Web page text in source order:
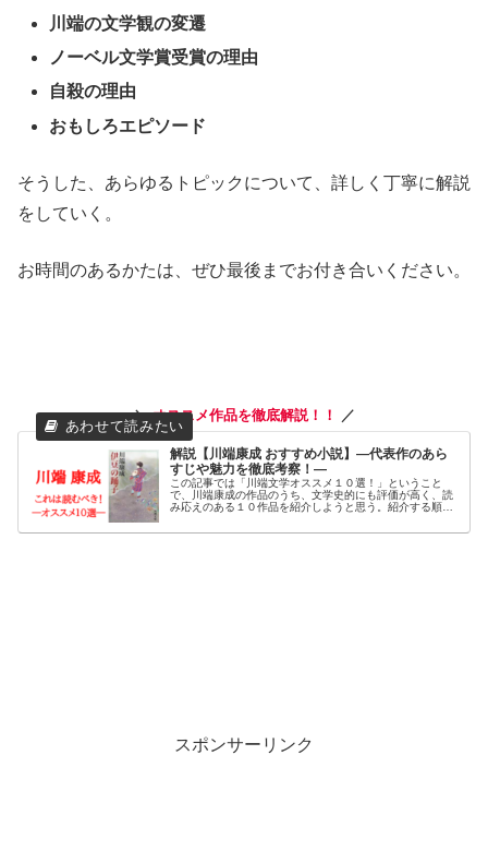
川端の文学観の変遷
ノーベル文学賞受賞の理由
自殺の理由
おもしろエピソード
そうした、あらゆるトピックについて、詳しく丁寧に解説
をしていく。
お時間のあるかたは、ぜひ最後までお付き合いください。
＼オススメ作品を徹底解説！！ ／
解説【川端康成 おすすめ小説】―代表作のあら
すじや魅力を徹底考察！―
この記事では「川端文学オススメ１０選！」ということ
で、川端康成の作品のうち、文学史的にも評価が高く、読
み応えのある１０作品を紹介しようと思う。紹介する順番
と、川端の人生観・文学観の変化なんかも垣間見えてくる
スポンサーリンク